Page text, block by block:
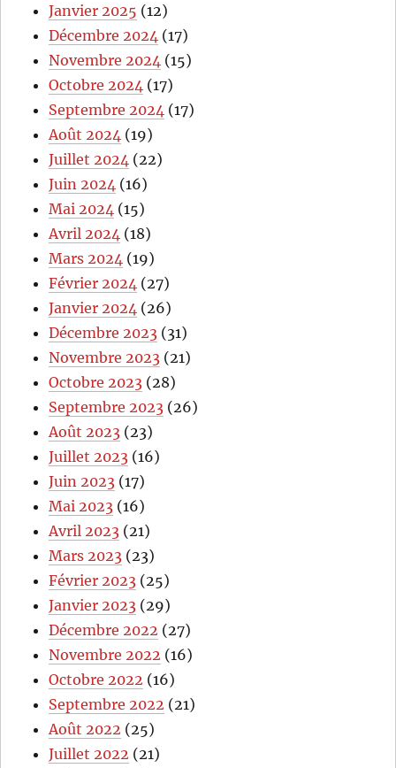
Janvier 2025 (12)
Décembre 2024 (17)
Novembre 2024 (15)
Octobre 2024 (17)
Septembre 2024 (17)
Août 2024 (19)
Juillet 2024 (22)
Juin 2024 (16)
Mai 2024 (15)
Avril 2024 (18)
Mars 2024 (19)
Février 2024 (27)
Janvier 2024 (26)
Décembre 2023 (31)
Novembre 2023 (21)
Octobre 2023 (28)
Septembre 2023 (26)
Août 2023 (23)
Juillet 2023 (16)
Juin 2023 (17)
Mai 2023 (16)
Avril 2023 (21)
Mars 2023 (23)
Février 2023 (25)
Janvier 2023 (29)
Décembre 2022 (27)
Novembre 2022 (16)
Octobre 2022 (16)
Septembre 2022 (21)
Août 2022 (25)
Juillet 2022 (21)